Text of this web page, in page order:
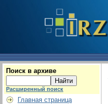
Поиск в архиве
Расширенный поиск
Главная страница